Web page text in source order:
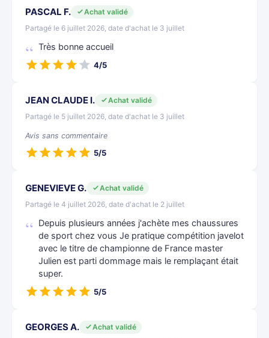
PASCAL F.
Achat validé
Partagé le 6 juillet 2026, date d'achat le 3 juillet
Très bonne accueil
4/5
JEAN CLAUDE I.
Achat validé
Partagé le 5 juillet 2026, date d'achat le 3 juillet
Avis sans commentaire
5/5
GENEVIEVE G.
Achat validé
Partagé le 4 juillet 2026, date d'achat le 2 juillet
Depuis plusieurs années j'achète mes chaussures
de sport chez vous Je pratique compétition javelot
avec le titre de championne de France master
Julien est parti dommage mais le remplaçant était
super.
5/5
GEORGES A.
Achat validé